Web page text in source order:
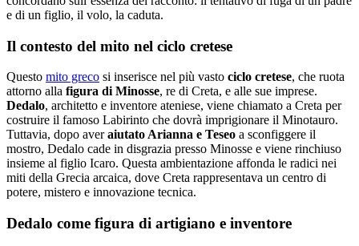
e di un figlio, il volo, la caduta.
Il contesto del mito nel ciclo cretese
Questo mito greco si inserisce nel più vasto ciclo cretese, che ruota
attorno alla figura di Minosse, re di Creta, e alle sue imprese.
Dedalo, architetto e inventore ateniese, viene chiamato a Creta per
costruire il famoso Labirinto che dovrà imprigionare il Minotauro.
Tuttavia, dopo averaiutato Arianna e Teseo a sconfiggere il
mostro, Dedalo cade in disgrazia presso Minosse e viene rinchiuso
insieme al figlio Icaro. Questa ambientazione affonda le radici nei
miti della Grecia arcaica, dove Creta rappresentava un centro di
potere, mistero e innovazione tecnica.
Dedalo come figura di artigiano e inventore